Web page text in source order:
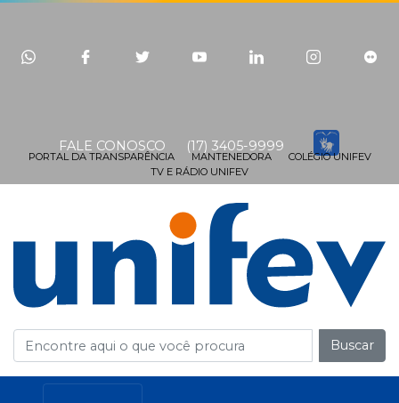
FALE CONOSCO (17) 3405-9999
PORTAL DA TRANSPARÊNCIA MANTENEDORA
COLÉGIO UNIFEV
TV E RÁDIO UNIFEV
Buscar